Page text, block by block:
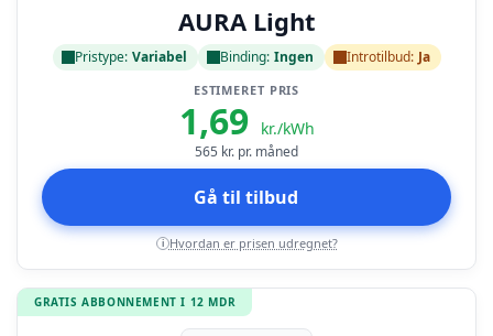
AURA Light
Pristype: Variabel Binding: Ingen Introtilbud: Ja
ESTIMERET PRIS
1,69 kr./kWh
565 kr. pr. måned
Gå til tilbud
i Hvordan er prisen udregnet?
GRATIS ABBONNEMENT I 12 MDR